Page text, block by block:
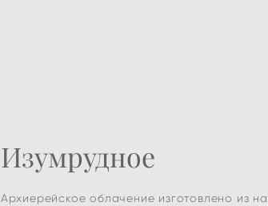
Изумрудное
Архиерейское облачение изготовлено из